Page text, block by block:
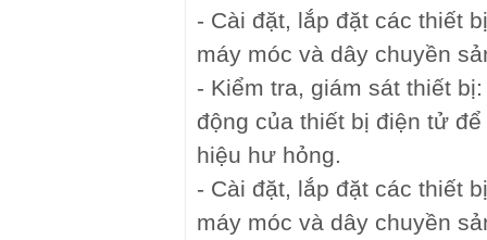
- Cài đặt, lắp đặt các thiết
máy móc và dây chuyền
- Kiểm tra, giám sát thiết
động của thiết bị điện tử
hiệu hư hỏng.
- Cài đặt, lắp đặt các thiết
máy móc và dây chuyền